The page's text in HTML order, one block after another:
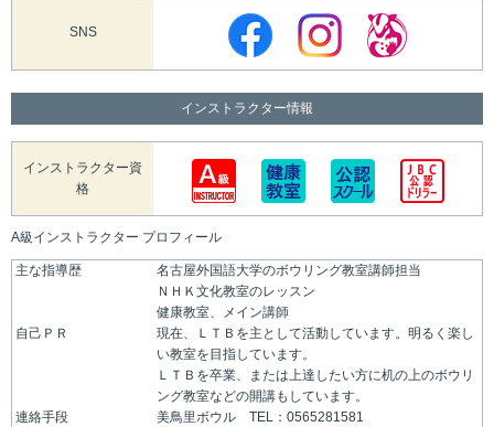
SNS
インストラクター情報
インストラクター資
格
A級インストラクター プロフィール
主な指導歴
名古屋外国語大学のボウリング教室講師担当
ＮＨＫ文化教室のレッスン
健康教室、メイン講師
自己ＰＲ
現在、ＬＴＢを主として活動しています。明るく楽し
い教室を目指しています。
ＬＴＢを卒業、または上達したい方に机の上のボウリ
ング教室などの開講もしています。
連絡手段
美鳥里ボウル TEL：0565281581